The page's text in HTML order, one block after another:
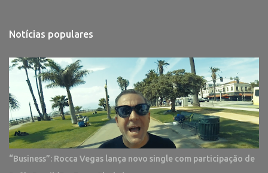
Notícias populares
“Business”: Rocca Vegas lança novo single com participação de